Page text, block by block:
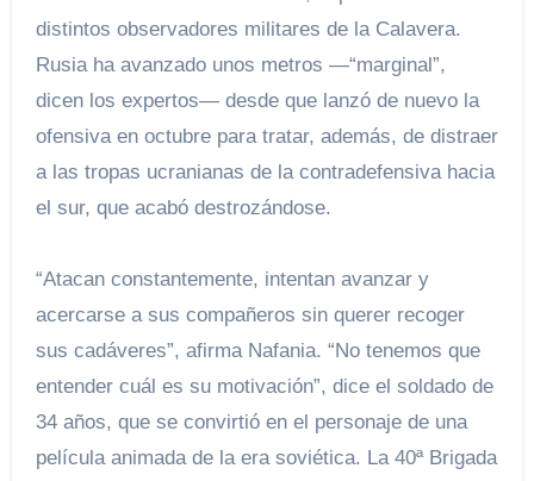
distintos observadores militares de la Calavera.
Rusia ha avanzado unos metros —“marginal”,
dicen los expertos— desde que lanzó de nuevo la
ofensiva en octubre para tratar, además, de distraer
a las tropas ucranianas de la contradefensiva hacia
el sur, que acabó destrozándose.
“Atacan constantemente, intentan avanzar y
acercarse a sus compañeros sin querer recoger
sus cadáveres”, afirma Nafania. “No tenemos que
entender cuál es su motivación”, dice el soldado de
34 años, que se convirtió en el personaje de una
película animada de la era soviética. La 40ª Brigada